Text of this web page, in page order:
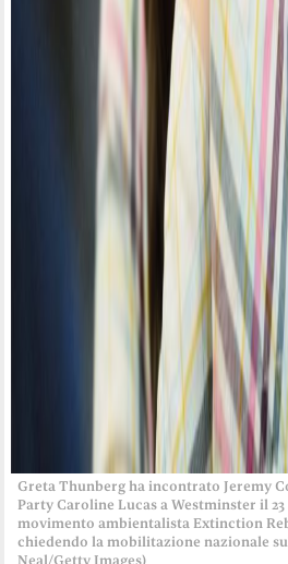
Greta Thunberg ha incontrato Jeremy
Party Caroline Lucas a Westminster il
movimento ambientalista Extinction
chiedendo la mobilitazione nazionale
Neal/Getty Images)